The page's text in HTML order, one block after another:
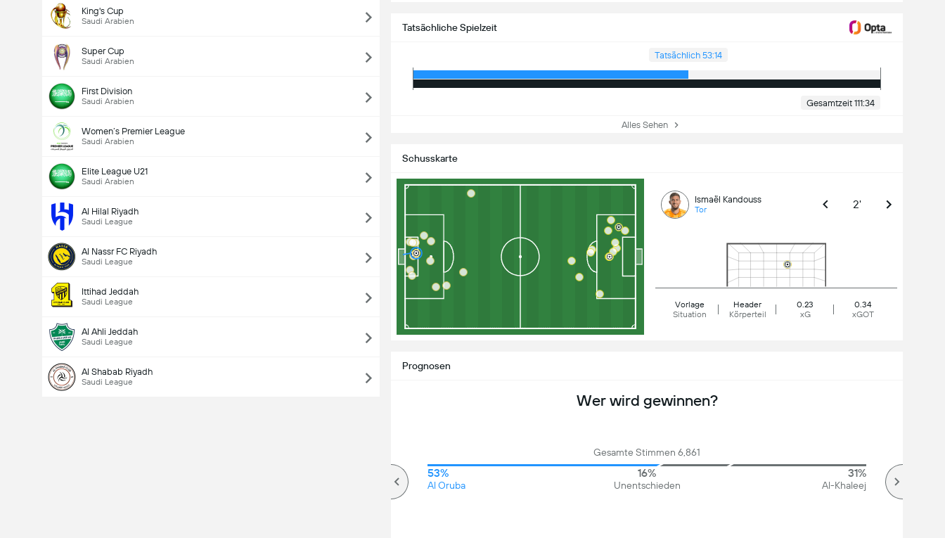
King's Cup
Saudi Arabien
Super Cup
Saudi Arabien
First Division
Saudi Arabien
Women’s Premier League
Saudi Arabien
Elite League U21
Saudi Arabien
Al Hilal Riyadh
Saudi League
Al Nassr FC Riyadh
Saudi League
Ittihad Jeddah
Saudi League
Al Ahli Jeddah
Saudi League
Al Shabab Riyadh
Saudi League
Tatsächliche Spielzeit
Tatsächlich 53:14
Gesamtzeit 111:34
Alles Sehen
Schusskarte
Ismaël Kandouss
Tor 2'
Vorlage
Situation
Header
Körperteil
0.23
xG
0.34
xGOT
Prognosen
Wer wird gewinnen?
Gesamte Stimmen 6,861
53%
Al Oruba
16%
Unentschieden
31%
Al-Khaleej